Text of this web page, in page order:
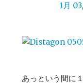
1月
あっという間に